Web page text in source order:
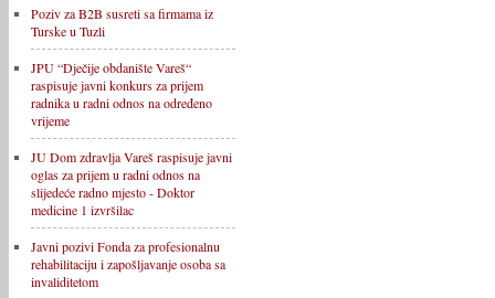
Poziv za B2B susreti sa firmama iz
Turske u Tuzli
JPU “Dječije obdanište Vareš“
raspisuje javni konkurs za prijem
radnika u radni odnos na određeno
vrijeme
JU Dom zdravlja Vareš raspisuje javni
oglas za prijem u radni odnos na
slijedeće radno mjesto - Doktor
medicine 1 izvršilac
Javni pozivi Fonda za profesionalnu
rehabilitaciju i zapošljavanje osoba sa
invaliditetom